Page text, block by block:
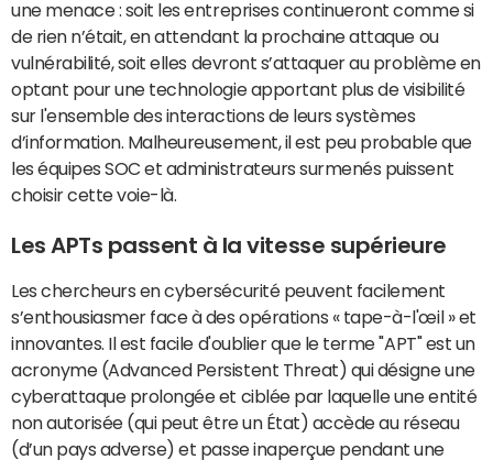
une menace : soit les entreprises continueront comme si
de rien n’était, en attendant la prochaine attaque ou
vulnérabilité, soit elles devront s’attaquer au problème en
optant pour une technologie apportant plus de visibilité
sur l'ensemble des interactions de leurs systèmes
d’information. Malheureusement, il est peu probable que
les équipes SOC et administrateurs surmenés puissent
choisir cette voie-là.
Les APTs passent à la vitesse supérieure
Les chercheurs en cybersécurité peuvent facilement
s’enthousiasmer face à des opérations « tape-à-l'œil » et
innovantes. Il est facile d'oublier que le terme "APT" est un
acronyme (Advanced Persistent Threat) qui désigne une
cyberattaque prolongée et ciblée par laquelle une entité
non autorisée (qui peut être un État) accède au réseau
(d’un pays adverse) et passe inaperçue pendant une